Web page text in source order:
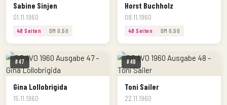
Sabine Sinjen
01.11.1960
48 Seiten DM 0,50
Horst Buchholz
08.11.1960
48 Seiten DM 0,50
#47
Gina Lollobrigida
15.11.1960
#48
Toni Sailer
22.11.1960